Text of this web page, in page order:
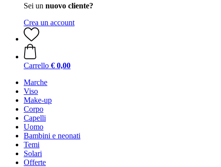
Sei un nuovo cliente?
Crea un account
Carrello € 0,00
Marche
Viso
Make-up
Corpo
Capelli
Uomo
Bambini e neonati
Temi
Solari
Offerte